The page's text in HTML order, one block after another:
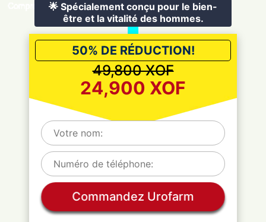
🌟 Spécialement conçu pour le bien-
être et la vitalité des hommes.
50% DE RÉDUCTION!
49,800 XOF
24,900 XOF
Commandez Urofarm